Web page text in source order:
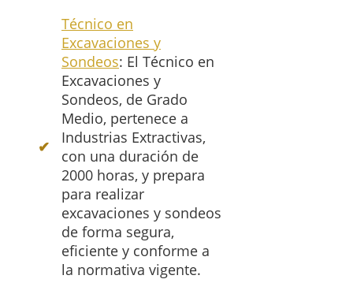
Técnico en
Excavaciones y
Sondeos: El Técnico en
Excavaciones y
Sondeos, de Grado
Medio, pertenece a
Industrias Extractivas,
con una duración de
2000 horas, y prepara
para realizar
excavaciones y sondeos
de forma segura,
eficiente y conforme a
la normativa vigente.